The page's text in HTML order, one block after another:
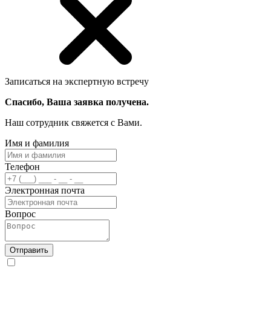
Записаться на экспертную встречу
Спасибо, Ваша заявка получена.
Наш сотрудник свяжется с Вами.
Имя и фамилия
Телефон
Электронная почта
Вопрос
Отправить